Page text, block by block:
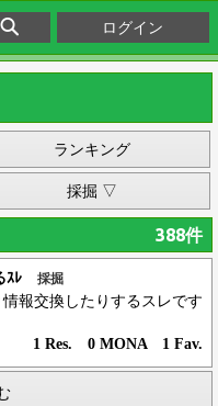
ログイン
ランキング
採掘 ▽
388件
ｽﾚ 採掘
報交換したりするスレです
1 Res. 0 MONA 1 Fav.